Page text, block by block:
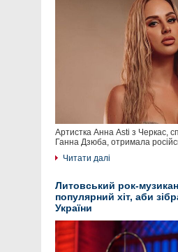
Артистка Анна Asti з Черкас,
Ганна Дзюба, отримала
Читати далі
Литовський рок-
популярний хіт, аби
України